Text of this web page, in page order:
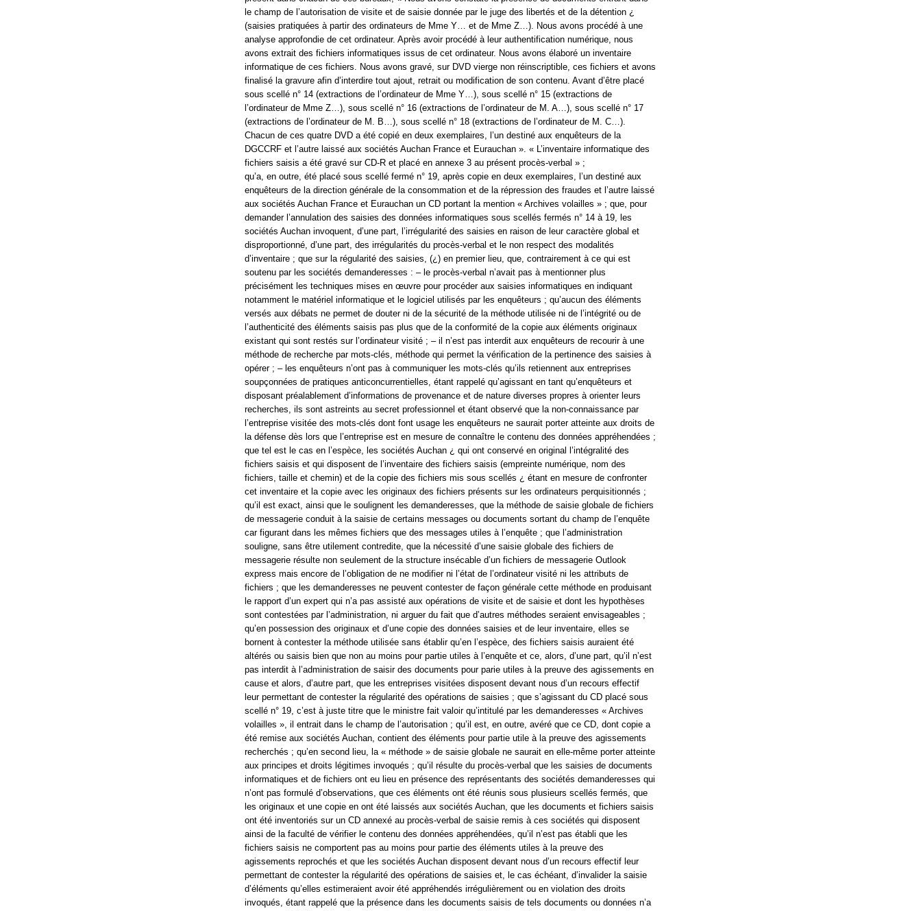
le champ de l’autorisation de visite et de saisie donnée par le juge des libertés et de la détention ¿
(saisies pratiquées à partir des ordinateurs de Mme Y… et de Mme Z…). Nous avons procédé à une
analyse approfondie de cet ordinateur. Après avoir procédé à leur authentification numérique, nous
avons extrait des fichiers informatiques issus de cet ordinateur. Nous avons élaboré un inventaire
informatique de ces fichiers. Nous avons gravé, sur DVD vierge non réinscriptible, ces fichiers et avons
finalisé la gravure afin d’interdire tout ajout, retrait ou modification de son contenu. Avant d’être placé
sous scellé n° 14 (extractions de l’ordinateur de Mme Y…), sous scellé n° 15 (extractions de
l’ordinateur de Mme Z…), sous scellé n° 16 (extractions de l’ordinateur de M. A…), sous scellé n° 17
(extractions de l’ordinateur de M. B…), sous scellé n° 18 (extractions de l’ordinateur de M. C…).
Chacun de ces quatre DVD a été copié en deux exemplaires, l’un destiné aux enquêteurs de la
DGCCRF et l’autre laissé aux sociétés Auchan France et Eurauchan ». « L’inventaire informatique des
fichiers saisis a été gravé sur CD-R et placé en annexe 3 au présent procès-verbal » ;
qu’a, en outre, été placé sous scellé fermé n° 19, après copie en deux exemplaires, l’un destiné aux
enquêteurs de la direction générale de la consommation et de la répression des fraudes et l’autre laissé
aux sociétés Auchan France et Eurauchan un CD portant la mention « Archives volailles » ; que, pour
demander l’annulation des saisies des données informatiques sous scellés fermés n° 14 à 19, les
sociétés Auchan invoquent, d’une part, l’irrégularité des saisies en raison de leur caractère global et
disproportionné, d’une part, des irrégularités du procès-verbal et le non respect des modalités
d’inventaire ; que sur la régularité des saisies, (¿) en premier lieu, que, contrairement à ce qui est
soutenu par les sociétés demanderesses : – le procès-verbal n’avait pas à mentionner plus
précisément les techniques mises en œuvre pour procéder aux saisies informatiques en indiquant
notamment le matériel informatique et le logiciel utilisés par les enquêteurs ; qu’aucun des éléments
versés aux débats ne permet de douter ni de la sécurité de la méthode utilisée ni de l’intégrité ou de
l’authenticité des éléments saisis pas plus que de la conformité de la copie aux éléments originaux
existant qui sont restés sur l’ordinateur visité ; – il n’est pas interdit aux enquêteurs de recourir à une
méthode de recherche par mots-clés, méthode qui permet la vérification de la pertinence des saisies à
opérer ; – les enquêteurs n’ont pas à communiquer les mots-clés qu’ils retiennent aux entreprises
soupçonnées de pratiques anticoncurrentielles, étant rappelé qu’agissant en tant qu’enquêteurs et
disposant préalablement d’informations de provenance et de nature diverses propres à orienter leurs
recherches, ils sont astreints au secret professionnel et étant observé que la non-connaissance par
l’entreprise visitée des mots-clés dont font usage les enquêteurs ne saurait porter atteinte aux droits de
la défense dès lors que l’entreprise est en mesure de connaître le contenu des données appréhendées ;
que tel est le cas en l’espèce, les sociétés Auchan ¿ qui ont conservé en original l’intégralité des
fichiers saisis et qui disposent de l’inventaire des fichiers saisis (empreinte numérique, nom des
fichiers, taille et chemin) et de la copie des fichiers mis sous scellés ¿ étant en mesure de confronter
cet inventaire et la copie avec les originaux des fichiers présents sur les ordinateurs perquisitionnés ;
qu’il est exact, ainsi que le soulignent les demanderesses, que la méthode de saisie globale de fichiers
de messagerie conduit à la saisie de certains messages ou documents sortant du champ de l’enquête
car figurant dans les mêmes fichiers que des messages utiles à l’enquête ; que l’administration
souligne, sans être utilement contredite, que la nécessité d’une saisie globale des fichiers de
messagerie résulte non seulement de la structure insécable d’un fichiers de messagerie Outlook
express mais encore de l’obligation de ne modifier ni l’état de l’ordinateur visité ni les attributs de
fichiers ; que les demanderesses ne peuvent contester de façon générale cette méthode en produisant
le rapport d’un expert qui n’a pas assisté aux opérations de visite et de saisie et dont les hypothèses
sont contestées par l’administration, ni arguer du fait que d’autres méthodes seraient envisageables ;
qu’en possession des originaux et d’une copie des données saisies et de leur inventaire, elles se
bornent à contester la méthode utilisée sans établir qu’en l’espèce, des fichiers saisis auraient été
altérés ou saisis bien que non au moins pour partie utiles à l’enquête et ce, alors, d’une part, qu’il n’est
pas interdit à l’administration de saisir des documents pour parie utiles à la preuve des agissements en
cause et alors, d’autre part, que les entreprises visitées disposent devant nous d’un recours effectif
leur permettant de contester la régularité des opérations de saisies ; que s’agissant du CD placé sous
scellé n° 19, c’est à juste titre que le ministre fait valoir qu’intitulé par les demanderesses « Archives
volailles », il entrait dans le champ de l’autorisation ; qu’il est, en outre, avéré que ce CD, dont copie a
été remise aux sociétés Auchan, contient des éléments pour partie utile à la preuve des agissements
recherchés ; qu’en second lieu, la « méthode » de saisie globale ne saurait en elle-même porter atteinte
aux principes et droits légitimes invoqués ; qu’il résulte du procès-verbal que les saisies de documents
informatiques et de fichiers ont eu lieu en présence des représentants des sociétés demanderesses qui
n’ont pas formulé d’observations, que ces éléments ont été réunis sous plusieurs scellés fermés, que
les originaux et une copie en ont été laissés aux sociétés Auchan, que les documents et fichiers saisis
ont été inventoriés sur un CD annexé au procès-verbal de saisie remis à ces sociétés qui disposent
ainsi de la faculté de vérifier le contenu des données appréhendées, qu’il n’est pas établi que les
fichiers saisis ne comportent pas au moins pour partie des éléments utiles à la preuve des
agissements reprochés et que les sociétés Auchan disposent devant nous d’un recours effectif leur
permettant de contester la régularité des opérations de saisies et, le cas échéant, d’invalider la saisie
d’éléments qu’elles estimeraient avoir été appréhendés irrégulièrement ou en violation des droits
invoqués, étant rappelé que la présence dans les documents saisis de tels documents ou données n’a